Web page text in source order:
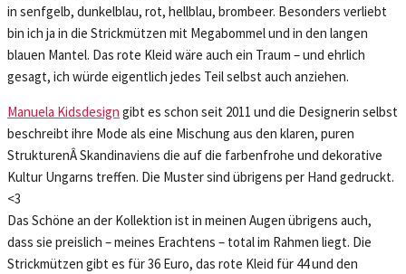
in senfgelb, dunkelblau, rot, hellblau, brombeer. Besonders verliebt
bin ich ja in die Strickmützen mit Megabommel und in den langen
blauen Mantel. Das rote Kleid wäre auch ein Traum – und ehrlich
gesagt, ich würde eigentlich jedes Teil selbst auch anziehen.
Manuela Kidsdesign gibt es schon seit 2011 und die Designerin selbst
beschreibt ihre Mode als eine Mischung aus den klaren, puren
StrukturenÂ Skandinaviens die auf die farbenfrohe und dekorative
Kultur Ungarns treffen. Die Muster sind übrigens per Hand gedruckt.
<3
Das Schöne an der Kollektion ist in meinen Augen übrigens auch,
dass sie preislich – meines Erachtens – total im Rahmen liegt. Die
Strickmützen gibt es für 36 Euro, das rote Kleid für 44 und den